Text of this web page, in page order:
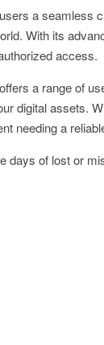
a seamless
With its
access.
a range of
digital assets.
needing a
days of lost or